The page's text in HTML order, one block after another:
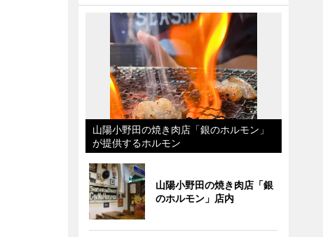
山陽小野田の焼き肉店「銀のホルモン」
が提供するホルモン
山陽小野田の焼き肉店「銀
のホルモン」店内